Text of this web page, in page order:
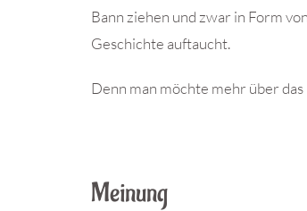
Bann ziehen und zwar in Form
Geschichte auftaucht.
Denn man möchte mehr über
Meinung